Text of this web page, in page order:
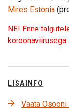
Mires Estonia
NB! Enne
koroonaviirusega
LISAINFO
Vaata